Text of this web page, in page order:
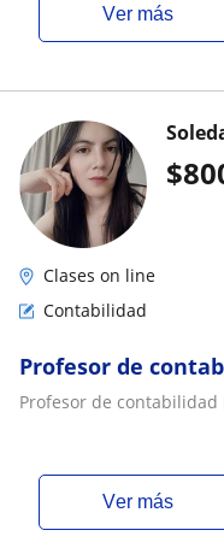
ver más
$
Clases on line
Contabilidad
Profesor de
Profesor de contabilidad
ver más